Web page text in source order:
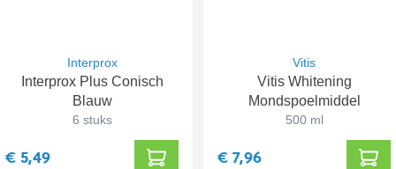
Interprox
Interprox Plus Conisch
Blauw
6 stuks
€ 5,49
Vitis
Vitis Whitening
Mondspoelmiddel
500 ml
€ 7,96